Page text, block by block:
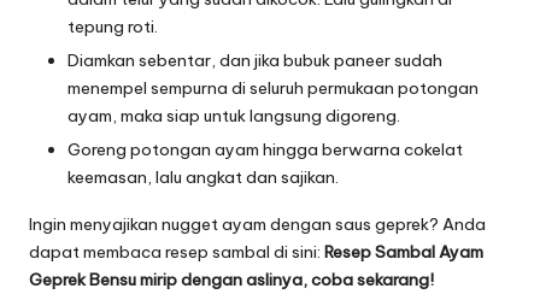
tepung roti.
Diamkan sebentar, dan jika bubuk paneer sudah
menempel sempurna di seluruh permukaan potongan
ayam, maka siap untuk langsung digoreng.
Goreng potongan ayam hingga berwarna cokelat
keemasan, lalu angkat dan sajikan.
Ingin menyajikan nugget ayam dengan saus geprek? Anda
dapat membaca resep sambal di sini: Resep Sambal Ayam
Geprek Bensu mirip dengan aslinya, coba sekarang!